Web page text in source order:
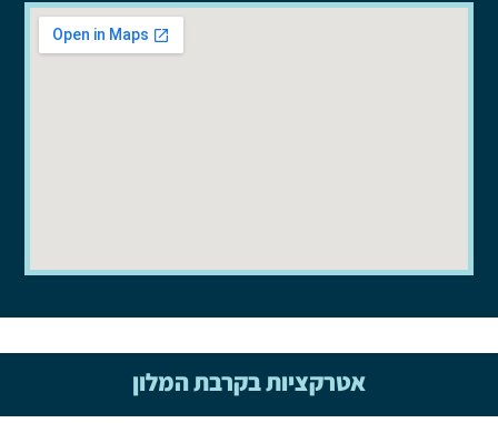
אטרקציות בקרבת המלון